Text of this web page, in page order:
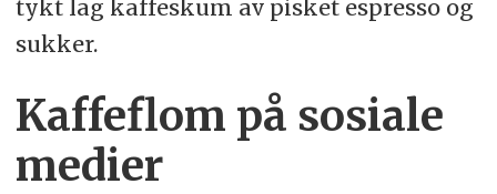
tykt lag kaffeskum av pisket espresso og
sukker.
Kaffeflom på sosiale
medier